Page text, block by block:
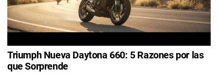
Triumph Nueva Daytona 660: 5 Razones por las
que Sorprende